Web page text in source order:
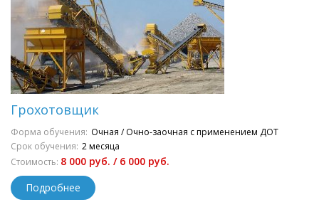
Грохотовщик
Форма обучения: Очная / Очно-заочная с применением ДОТ
Срок обучения: 2 месяца
Стоимость: 8 000 руб. / 6 000 руб.
Подробнее